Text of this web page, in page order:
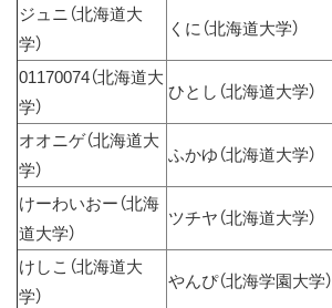
ジュニ（北海道大
学）
くに（北海道大学）
01170074（北海道大
学）
ひとし（北海道大学）
オオニゲ（北海道大
学）
ふかゆ（北海道大学）
けーわいおー（北海
道大学）
ツチヤ（北海道大学）
けしこ（北海道大
学）
やんぴ（北海学園大学）